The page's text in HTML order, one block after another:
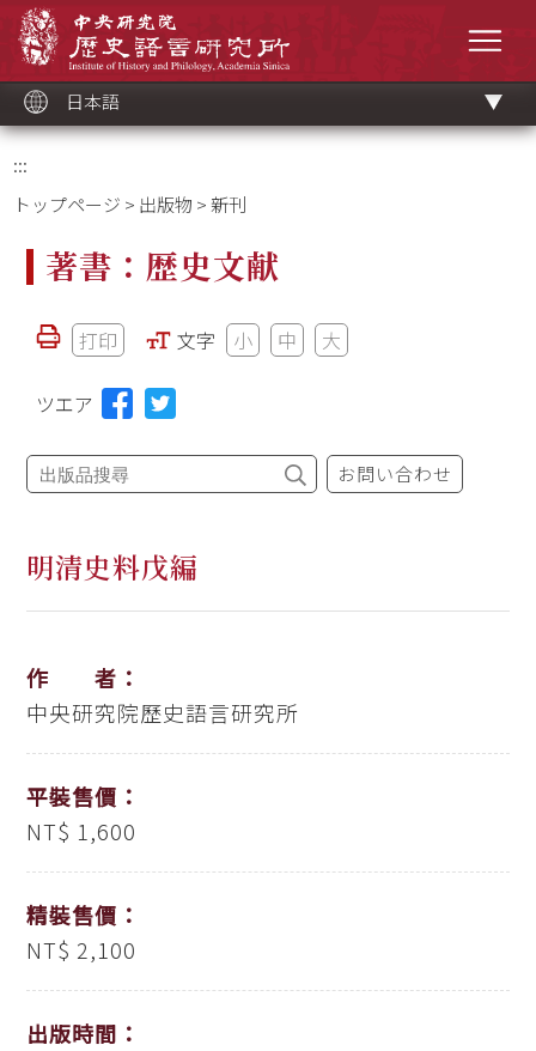
ッ
ク
日本語
:::
トップページ > 出版物 > 新刊
著書：歴史文献
打印 文字 小 中 大
ツエア
お問い合わせ
明清史料戊編
作 者：
中央研究院歷史語言研究所
平裝售價：
NT$ 1,600
精裝售價：
NT$ 2,100
出版時間：